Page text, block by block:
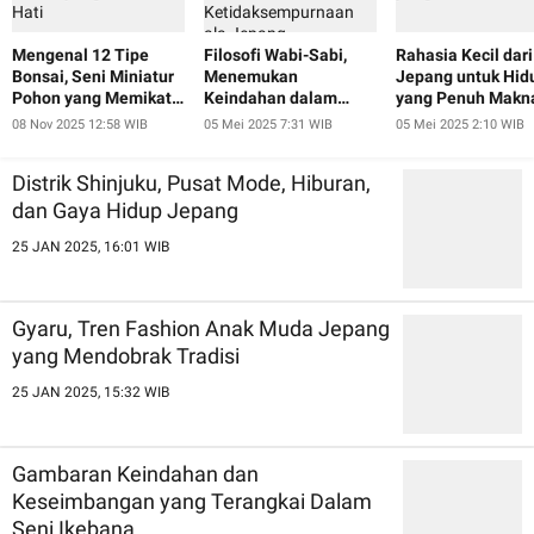
Mengenal 12 Tipe
Bonsai, Seni Miniatur
Pohon yang Memikat
Hati
08 Nov 2025 12:58 WIB
Filosofi Wabi-Sabi,
Menemukan
Keindahan dalam
Ketidaksempurnaan
05 Mei 2025 7:31 WIB
Rahasia Kecil dari
Jepang untuk
yang Penuh
05 Mei 2025 2:10 WIB
Distrik Shinjuku, Pusat Mode, Hiburan,
dan Gaya Hidup Jepang
25 JAN 2025, 16:01 WIB
Gyaru, Tren Fashion Anak Muda Jepang
yang Mendobrak Tradisi
25 JAN 2025, 15:32 WIB
Gambaran Keindahan dan
Keseimbangan yang Terangkai Dalam
Seni Ikebana